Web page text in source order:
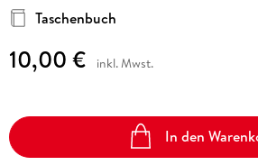
Taschenbuch
10,00 € inkl. Mwst.
In den